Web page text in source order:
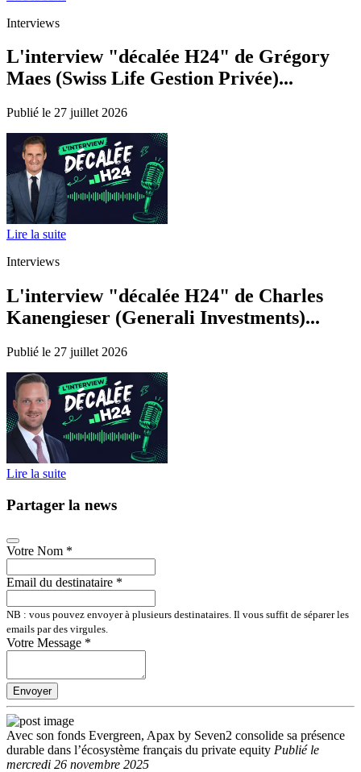
Interviews
L'interview "décalée H24" de Grégory
Maes (Swiss Life Gestion Privée)...
Publié le 27 juillet 2026
Lire la suite
Interviews
L'interview "décalée H24" de Charles
Kanengieser (Generali Investments)...
Publié le 27 juillet 2026
Lire la suite
Partager la news
Votre Nom *
Email du destinataire *
NB : vous pouvez envoyer à plusieurs destinataires. Il vous suffit de séparer les
emails par des virgules.
Votre Message *
Envoyer
Avec son fonds Evergreen, Apax by Seven2 consolide sa présence
durable dans l’écosystème français du private equity Publiéle
mercredi 26 novembre 2025